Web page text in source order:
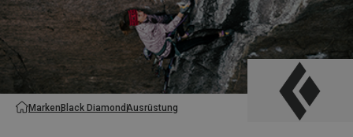
MarkenBlack Diamond Ausrüstung